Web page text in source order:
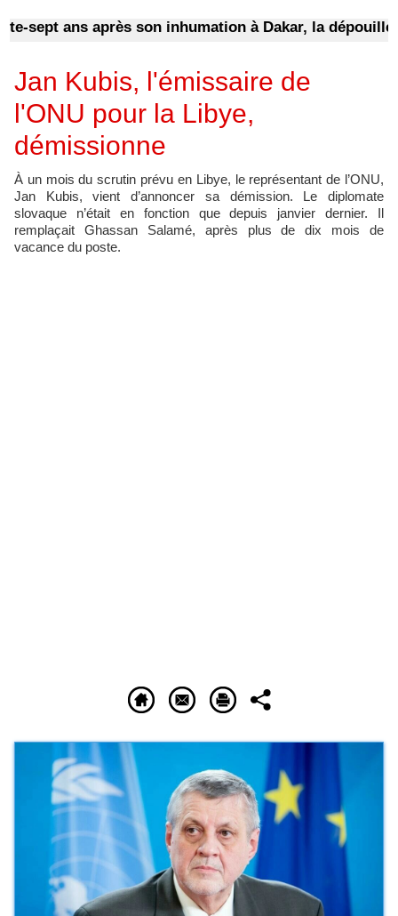
ans après son inhumation à Dakar, la dépouille
Jan Kubis, l'émissaire de
l'ONU pour la Libye,
démissionne
À un mois du scrutin prévu en Libye, le représentant de l’ONU,
Jan Kubis, vient d’annoncer sa démission. Le diplomate
slovaque n’était en fonction que depuis janvier dernier. Il
remplaçait Ghassan Salamé, après plus de dix mois de
vacance du poste.